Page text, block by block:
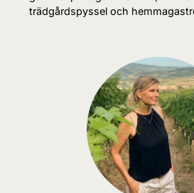
trädgårdspyssel och